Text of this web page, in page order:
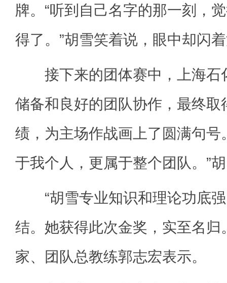
牌。“听到自己名字的那一刻，
得了。”胡雪笑着说，眼中却闪
接下来的团体赛中，上海石
储备和良好的团队协作，最终取
绩，为主场作战画上了圆满句号
于我个人，更属于整个团队。”
“胡雪专业知识和理论功底强
结。她获得此次金奖，实至名归
家、团队总教练郭志宏表示。